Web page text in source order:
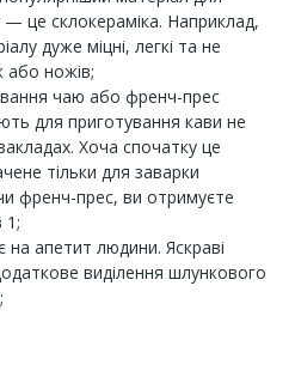
це склокераміка. Наприклад,
дуже міцні, легкі та не
або ножів;
чаю або френч-прес
для приготування кави не
Хоча спочатку це
тільки для заварки
френч-прес, ви отримуєте
1;
на апетит людини. Яскраві
виділення шлункового